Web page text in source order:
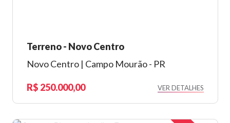
Terreno - Novo Centro
Novo Centro | Campo Mourão - PR
250.000,00 VER DETALHES